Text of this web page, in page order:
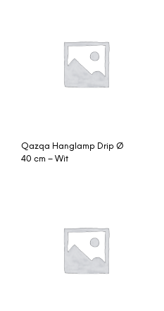
Qazqa Hanglamp Drip Ø
40 cm – Wit